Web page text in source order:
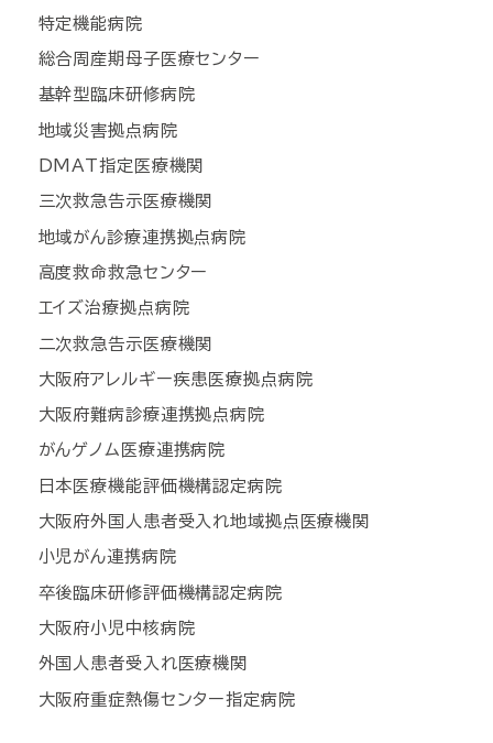
特定機能病院
総合周産期母子医療センター
基幹型臨床研修病院
地域災害拠点病院
DMAT指定医療機関
三次救急告示医療機関
地域がん診療連携拠点病院
高度救命救急センター
エイズ治療拠点病院
二次救急告示医療機関
大阪府アレルギー疾患医療拠点病院
大阪府難病診療連携拠点病院
がんゲノム医療連携病院
日本医療機能評価機構認定病院
大阪府外国人患者受入れ地域拠点医療機関
小児がん連携病院
卒後臨床研修評価機構認定病院
大阪府小児中核病院
外国人患者受入れ医療機関
大阪府重症熱傷センター指定病院